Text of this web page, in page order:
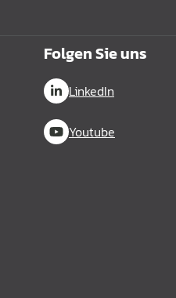
Folgen Sie uns
LinkedIn
Youtube